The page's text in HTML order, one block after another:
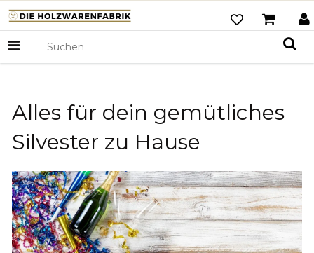
Alles für dein gemütliches
Silvester zu Hause